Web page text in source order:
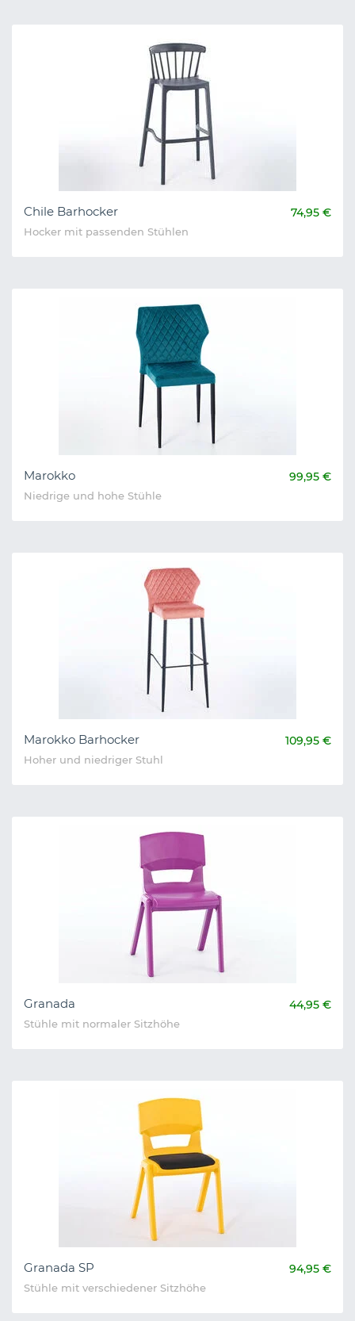
Chile Barhocker 74,95 €
Hocker mit passenden Stühlen
Marokko 99,95 €
Niedrige und hohe Stühle
Marokko Barhocker 109,95 €
Hoher und niedriger Stuhl
Granada 44,95 €
Stühle mit normaler Sitzhöhe
Granada SP 94,95 €
Stühle mit verschiedener Sitzhöhe